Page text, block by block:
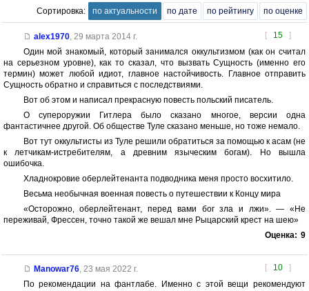
Сортировка: по актуальности по дате по рейтингу по оценке
[ 15 ]
alex1970, 29 марта 2014 г.
Один мой знакомый, который занимался оккультизмом (как он считал
на серьезном уровне), как то сказал, что вызвать Сущность (именно его
термин) может любой идиот, главное настойчивость. Главное отправить
Сущность обратно и справиться с последствиями.
Вот об этом и написал прекрасную повесть польский писатель.
О супероружии Гитлера было сказано многое, версии одна
фантастичнее другой. Об обществе Туле сказано меньше, но тоже немало.
Вот тут оккультисты из Туле решили обратиться за помощью к асам (не
к летчикам-истребителям, а древним языческим богам). Но вышла
ошибочка.
Хладнокровие оберлейтенанта подводника меня просто восхитило.
Весьма необычная военная повесть о путешествии к Концу мира
«Осторожно, оберлейтенант, перед вами бог зла и лжи». — «Не
переживай, Фрессен, точно такой же вешал мне Рыцарский крест на шею»
Оценка: 9
[ 10 ]
Manowar76, 23 мая 2022 г.
По рекомендации на фантлабе. Именно с этой вещи рекомендуют